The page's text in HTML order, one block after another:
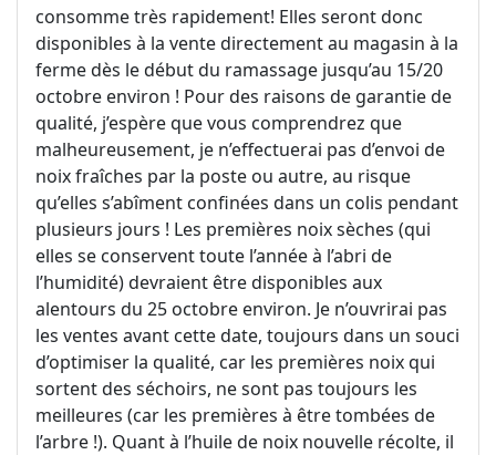
consomme très rapidement! Elles seront donc
disponibles à la vente directement au magasin à la
ferme dès le début du ramassage jusqu’au 15/20
octobre environ ! Pour des raisons de garantie de
qualité, j’espère que vous comprendrez que
malheureusement, je n’effectuerai pas d’envoi de
noix fraîches par la poste ou autre, au risque
qu’elles s’abîment confinées dans un colis pendant
plusieurs jours ! Les premières noix sèches (qui
elles se conservent toute l’année à l’abri de
l’humidité) devraient être disponibles aux
alentours du 25 octobre environ. Je n’ouvrirai pas
les ventes avant cette date, toujours dans un souci
d’optimiser la qualité, car les premières noix qui
sortent des séchoirs, ne sont pas toujours les
meilleures (car les premières à être tombées de
l’arbre !). Quant à l’huile de noix nouvelle récolte, il